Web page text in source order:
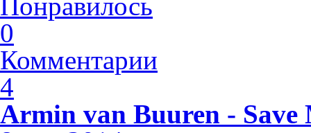
0
Комментарии
4
Armin van Buuren -